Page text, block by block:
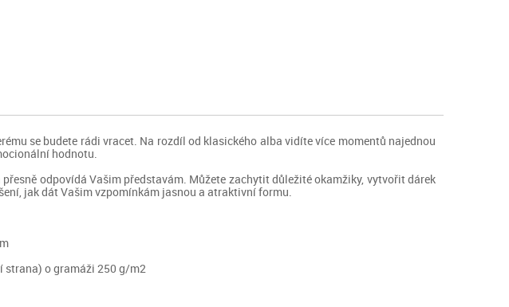
se budete rádi vracet. Na rozdíl od klasického alba vidíte více momentů najednou
hodnotu.
odpovídá Vašim představám. Můžete zachytit důležité okamžiky, vytvořit dárek
jak dát Vašim vzpomínkám jasnou a atraktivní formu.
strana) o gramáži 250 g/m2